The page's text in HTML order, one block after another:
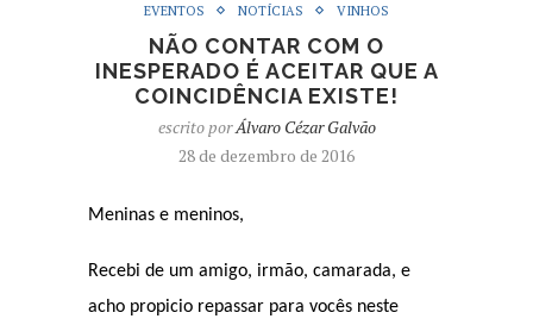
EVENTOS NOTÍCIAS VINHOS
NÃO CONTAR COM O
INESPERADO É ACEITAR QUE A
COINCIDÊNCIA EXISTE!
escrito porÁlvaro Cézar Galvão
28 de dezembro de 2016
Meninas e meninos,
Recebi de um amigo, irmão, camarada, e
acho propicio repassar para vocês neste